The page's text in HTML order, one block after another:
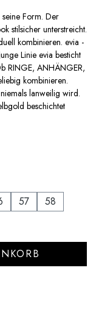
Form. Der
stilsicher unterstreicht.
kombinieren. evia -
Linie evia besticht
RINGE, ANHÄNGER,
kombinieren.
lanweilig wird.
beschichtet
57
58
Wert ein